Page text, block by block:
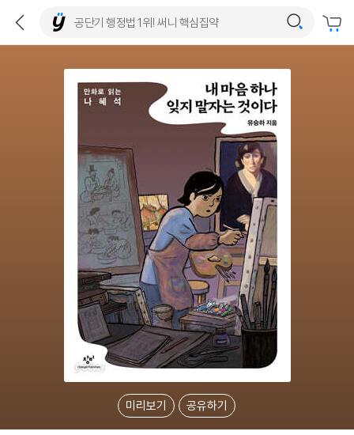
미리보기 공유하기